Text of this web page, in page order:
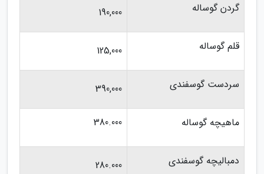
گردن گوساله 190,000
قلم گوساله 125,000
سردست گوسفندی 390,000
ماهیچه گوساله 380.000
دمبالیچه گوسفندی 280.000